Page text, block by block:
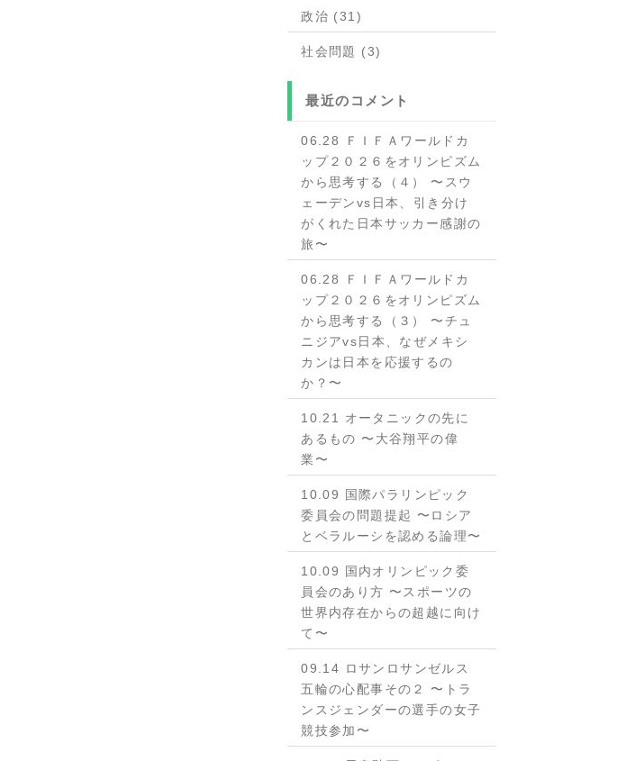
政治 (31)
社会問題 (3)
最近のコメント
06.28 ＦＩＦＡワールドカ
ップ２０２６をオリンピズム
から思考する（４） 〜スウ
ェーデンvs日本、引き分け
がくれた日本サッカー感謝の
旅〜
06.28 ＦＩＦＡワールドカ
ップ２０２６をオリンピズム
から思考する（３） 〜チュ
ニジアvs日本、なぜメキシ
カンは日本を応援するの
か？〜
10.21 オータニックの先に
あるもの 〜大谷翔平の偉
業〜
10.09 国際パラリンピック
委員会の問題提起 〜ロシア
とベラルーシを認める論理〜
10.09 国内オリンピック委
員会のあり方 〜スポーツの
世界内存在からの超越に向け
て〜
09.14 ロサンロサンゼルス
五輪の心配事その２ 〜トラ
ンスジェンダーの選手の女子
競技参加〜